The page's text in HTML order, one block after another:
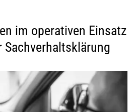
im operativen Einsatz
Sachverhaltsklärung